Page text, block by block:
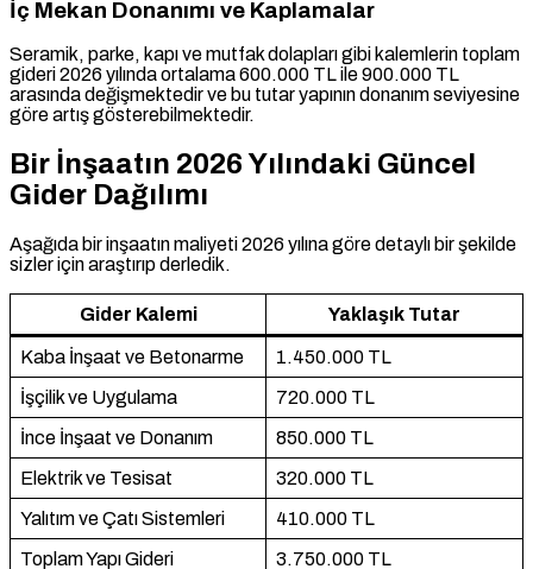
İç Mekan Donanımı ve Kaplamalar
Seramik, parke, kapı ve mutfak dolapları gibi kalemlerin toplam
gideri 2026 yılında ortalama 600.000 TL ile 900.000 TL
arasında değişmektedir ve bu tutar yapının donanım seviyesine
göre artış gösterebilmektedir.
Bir İnşaatın 2026 Yılındaki Güncel
Gider Dağılımı
Aşağıda bir inşaatın maliyeti 2026 yılına göre detaylı bir şekilde
sizler için araştırıp derledik.
Gider Kalemi Yaklaşık Tutar
Kaba İnşaat ve Betonarme
1.450.000 TL
İşçilik ve Uygulama
720.000 TL
İnce İnşaat ve Donanım
850.000 TL
Elektrik ve Tesisat
320.000 TL
Yalıtım ve Çatı Sistemleri
410.000 TL
Toplam Yapı Gideri
3.750.000 TL